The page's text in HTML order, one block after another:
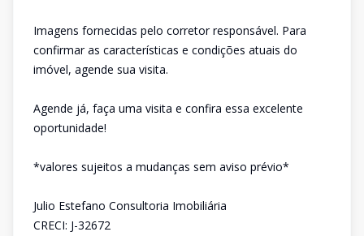
Imagens fornecidas pelo corretor responsável. Para
confirmar as características e condições atuais do
imóvel, agende sua visita.
Agende já, faça uma visita e confira essa excelente
oportunidade!
*valores sujeitos a mudanças sem aviso prévio*
Julio Estefano Consultoria Imobiliária
CRECI: J-32672